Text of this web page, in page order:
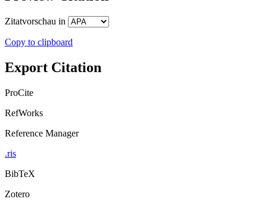
Zitatvorschau in
Copy to clipboard
Export Citation
ProCite
RefWorks
Reference Manager
.ris
BibTeX
Zotero